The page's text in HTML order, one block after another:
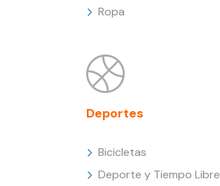
Ropa
Deportes
Bicicletas
Deporte y Tiempo Libre